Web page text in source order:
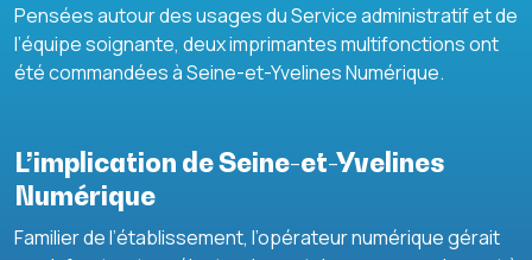
Pensées autour des usages du Service administratif et de
l’équipe soignante, deux imprimantes multifonctions ont
été commandées à Seine-et-Yvelines Numérique.
L’implication de Seine-et-Yvelines
Numérique
Familier de l’établissement, l’opérateur numérique gérait